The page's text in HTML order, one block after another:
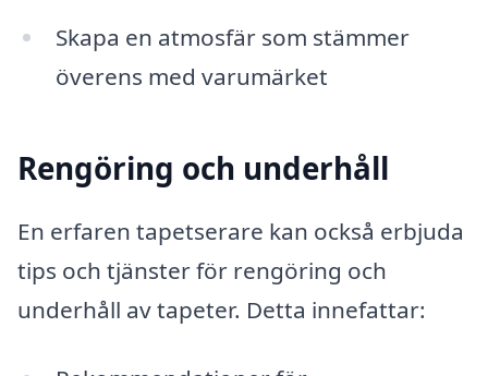
Skapa en atmosfär som stämmer
överens med varumärket
Rengöring och underhåll
En erfaren tapetserare kan också erbjuda
tips och tjänster för rengöring och
underhåll av tapeter. Detta innefattar: